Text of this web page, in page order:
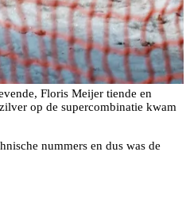
Floris Meijer tiende en
op de supercombinatie kwam
nummers en dus was de